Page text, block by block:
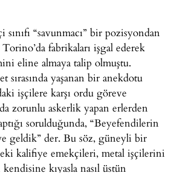
sınıfı “savunmacı” bir pozisyondan
fabrikaları işgal ederek
eline almaya talip olmuştu.
sırasında yaşanan bir anekdotu
işçilere karşı ordu göreve
zorunlu askerlik yapan erlerden
sorulduğunda, “Beyefendilerin
geldik” der. Bu söz, güneyli bir
kalifiye emekçileri, metal işçilerini
kıyasla nasıl üstün